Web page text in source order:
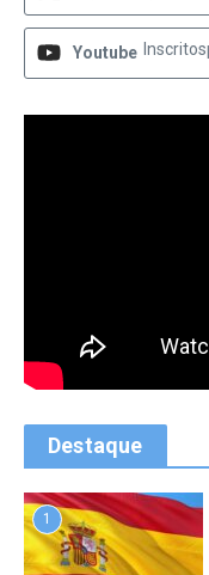
Youtube Inscritos
Destaque
1